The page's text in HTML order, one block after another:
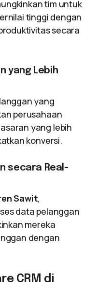
tim untuk
tinggi dengan
secara
yang Lebih
yang
perusahaan
yang lebih
konversi.
secara Real-
Sawit,
data pelanggan
mereka
dengan
CRM di